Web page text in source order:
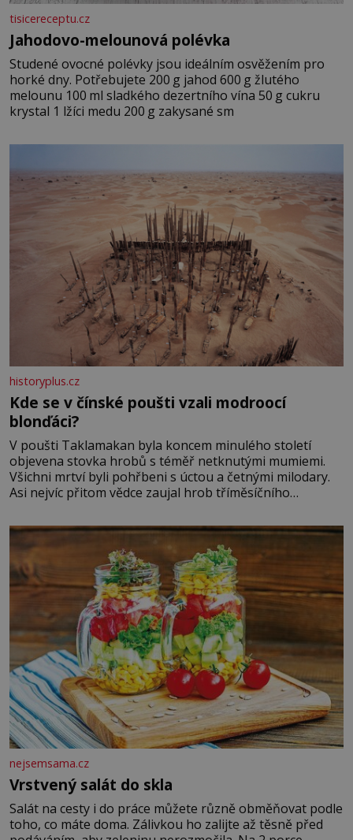
tisicereceptu.cz
Jahodovo-melounová polévka
Studené ovocné polévky jsou ideálním osvěžením pro
horké dny. Potřebujete 200 g jahod 600 g žlutého
melounu 100 ml sladkého dezertního vína 50 g cukru
krystal 1 lžíci medu 200 g zakysané sm
historyplus.cz
Kde se v čínské poušti vzali modroocí
blonďáci?
V poušti Taklamakan byla koncem minulého století
objevena stovka hrobů s téměř netknutými mumiemi.
Všichni mrtví byli pohřbeni s úctou a četnými milodary.
Asi nejvíc přitom vědce zaujal hrob tříměsíčního
blonďaté vlásky. Fakt, že jsou těla dávných lidí nesmírně
dobře zachovalá, přičítají odborníci zdejším klimatickým
podmínkám. Sucho, prosolené písky a extrémně
nejsemsama.cz
Vrstvený salát do skla
Salát na cesty i do práce můžete různě obměňovat podle
toho, co máte doma. Zálivkou ho zalijte až těsně před